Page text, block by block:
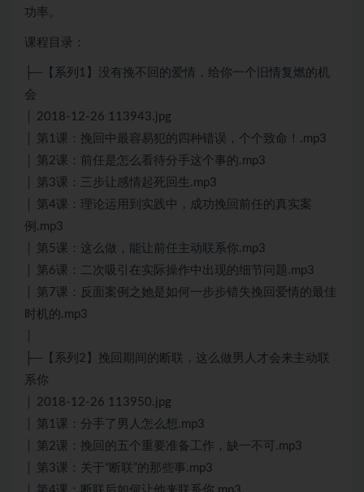
功率。
课程目录：
├─【系列1】没有挽不回的爱情，给你一个旧情复燃的机
会
│ 2018-12-26 113943.jpg
│ 第1课：挽回中最容易犯的四种错误，个个致命！.mp3
│ 第2课：前任是怎么看待分手这个事的.mp3
│ 第3课：三步让感情起死回生.mp3
│ 第4课：理论运用到实践中，成功挽回前任的真实案
例.mp3
│ 第5课：这么做，能让前任主动联系你.mp3
│ 第6课：二次吸引在实际操作中出现的细节问题.mp3
│ 第7课：反面案例之她是如何一步步错失挽回爱情的最佳
时机的.mp3
├─【系列2】挽回期间的断联，这么做男人才会来主动联
系你
│ 2018-12-26 113950.jpg
│ 第1课：分手了男人怎么想.mp3
│ 第2课：挽回的五个重要准备工作，缺一不可.mp3
│ 第3课：关于“断联”的那些事.mp3